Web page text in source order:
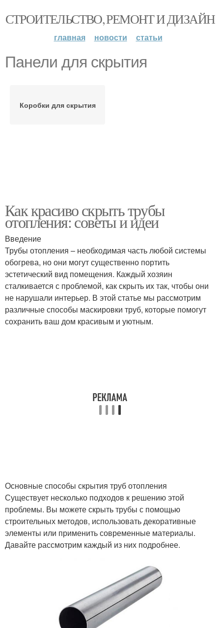
СТРОИТЕЛЬСТВО, РЕМОНТ И ДИЗАЙН
главная новости статьи
Панели для скрытия
Коробки для скрытия
Как красиво скрыть трубы
отопления: советы и идеи
Введение
Трубы отопления – необходимая часть любой системы
обогрева, но они могут существенно портить
эстетический вид помещения. Каждый хозяин
сталкивается с проблемой, как скрыть их так, чтобы они
не нарушали интерьер. В этой статье мы рассмотрим
различные способы маскировки труб, которые помогут
сохранить ваш дом красивым и уютным.
Основные способы скрытия труб отопления
Существует несколько подходов к решению этой
проблемы. Вы можете скрыть трубы с помощью
строительных методов, использовать декоративные
элементы или применить современные материалы.
Давайте рассмотрим каждый из них подробнее.